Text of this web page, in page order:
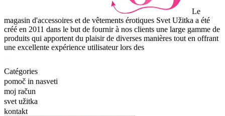
Le
magasin d'accessoires et de vêtements érotiques Svet Užitka a été
créé en 2011 dans le but de fournir à nos clients une large gamme de
produits qui apportent du plaisir de diverses manières tout en offrant
une excellente expérience utilisateur lors des
Catégories
pomoč in nasveti
moj račun
svet užitka
kontakt